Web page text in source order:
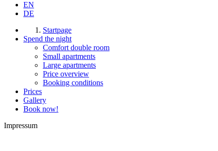
EN
DE
Startpage
Spend the night
Comfort double room
Small apartments
Large apartments
Price overview
Booking conditions
Prices
Gallery
Book now!
Impressum